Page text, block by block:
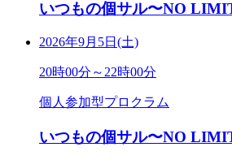
いつもの個サル〜NO
2026年9月5日(土)
20時00分～22時00分
個人参加型プロクラム
いつもの個サル〜NO